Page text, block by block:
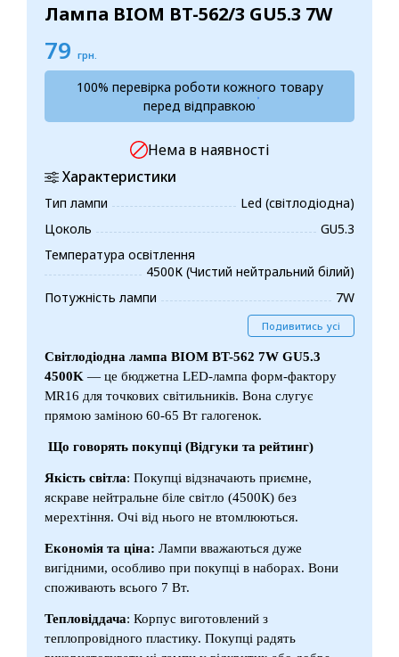
Лампа BIOM BT-562/3 GU5.3 7W
79 грн.
100% перевірка роботи кожного товару
перед відправкою
Нема в наявності
Характеристики
Тип лампи
Led (світлодіодна)
Цоколь
GU5.3
Температура освітлення
4500К (Чистий нейтральний білий)
Потужність лампи
7W
Подивитись усі
Світлодіодна лампа BIOM BT-562 7W GU5.3
4500K — це бюджетна LED-лампа форм-фактору
MR16 для точкових світильників. Вона слугує
прямою заміною 60-65 Вт галогенок.
Що говорять покупці (Відгуки та рейтинг)
Якість світла: Покупці відзначають приємне,
яскраве нейтральне біле світло (4500К) без
мерехтіння. Очі від нього не втомлюються.
Економія та ціна: Лампи вважаються дуже
вигідними, особливо при покупці в наборах. Вони
споживають всього 7 Вт.
Тепловіддача: Корпус виготовлений з
теплопровідного пластику. Покупці радять